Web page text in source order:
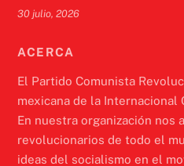
30 julio, 2026
ACERCA
El Partido Comunista
mexicana de la Internacional
En nuestra organización nos
revolucionarios de todo el
ideas del socialismo en el